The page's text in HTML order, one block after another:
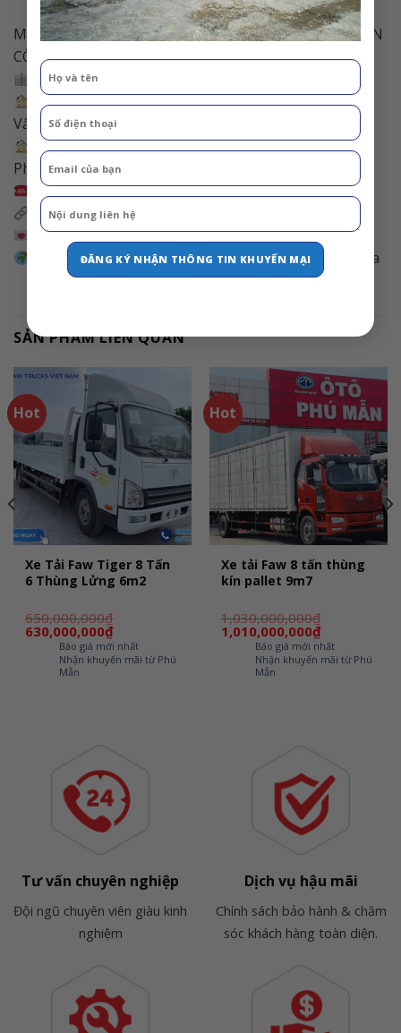
MỌI THÔNG TIN CHI TIẾT XIN VUI LÒNG LIÊN HỆ ĐẾN
CÔNG TY CHÚNG TÔI:
Công Ty Ô Tô Phú Mẫn
Trụ sở: 34D Phạm Văn Chiêu, Phường 8, Quận Gò
Vấp, Tp. Hồ Chí Minh
Địa chỉ showroom:10/9 QL13, Kp Tây, Phường Vĩnh
Phú, Tp. Thuận An, Bình Dương
Điện thoại: 0896.619.768 & 0978.393.996 Mr Công
Website: fawvietnam.com
Email: congvo.xetaiphuman@gmail.com
Rất hân hạnh được đón tiếp quý khách hàng gần xa
SẢN PHẨM LIÊN QUAN
Hot
Xe Tải Faw Tiger 8 Tấn
6 Thùng Lửng 6m2
650,000,000₫
Giá
gốc
650,000,000₫.
630,000,000₫Giá
hiện
tại
là:
Báo giá mới nhất
Nhận khuyến mãi từ Phú
Mẫn
Hot
Xe tải Faw 8 tấn thùng
kín pallet 9m7
1,030,000,000₫
Giá
gốc
1,030,000,000₫.
1,010,000,000₫Giá
hiện
tại
là:
Báo giá mới nhất
Nhận khuyến mãi từ Phú
Mẫn
Tư vấn chuyên nghiệp
Đội ngũ chuyên viên giàu kinh
nghiệm
Dịch vụ hậu mãi
Chính sách bảo hành & chăm
sóc khách hàng toàn diện.